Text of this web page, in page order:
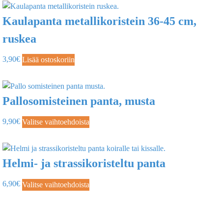
Kaulapanta metallikoristein 36-45 cm,
ruskea
3,90€ Lisää ostoskoriin
Pallosomisteinen panta, musta
9,90€ Valitse vaihtoehdoista
Helmi- ja strassikoristeltu panta
6,90€ Valitse vaihtoehdoista